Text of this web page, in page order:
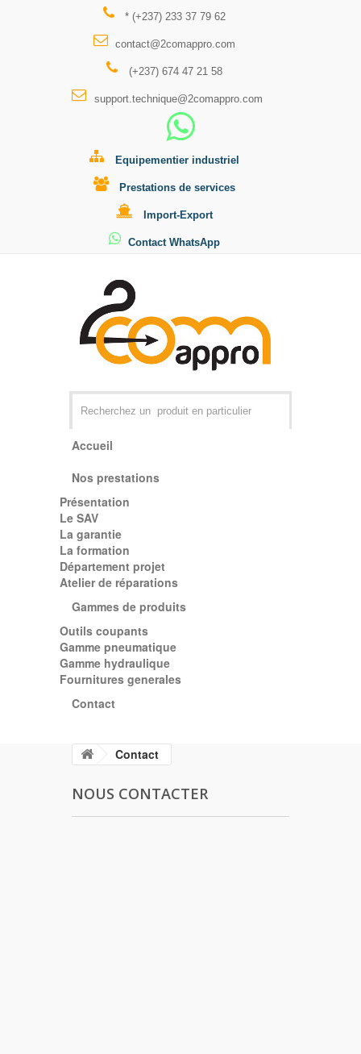
* (+237) 233 37 79 62
contact@2comappro.com
(+237) 674 47 21 58
support.technique@2comappro.com
Equipementier industriel
Prestations de services
Import-Export
Contact WhatsApp
Par exemple +distributeur +CD01
Accueil
Nos prestations
Présentation
Le SAV
La garantie
La formation
Département projet
Atelier de réparations
Gammes de produits
Outils coupants
Gamme pneumatique
Gamme hydraulique
Fournitures generales
Contact
Contact
NOUS CONTACTER